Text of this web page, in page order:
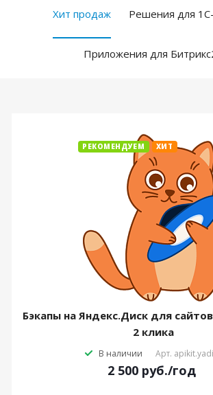
Хит продаж Решения для
Приложения для
РЕКОМЕНДУЕМ ХИТ
Бэкапы на Яндекс.Диск для
2 клика
В наличии Арт.
2 500 руб./год